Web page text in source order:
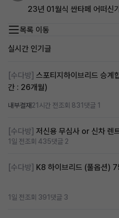
23년 01월식 싼타페 어떠신
목록 이동
실시간 인기글
[수다방] 스포티지하이브리드 승계
간 : 26개월)
내부결재21시간 전조회 831 댓글 1
[수다방] 저신용 무심사 or 신차 렌
1일 전조회 435댓글 2
[수다방] K8 하이브리드 (풀옵션)
1일 전조회 391 댓글 3